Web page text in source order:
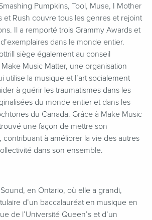
Pumpkins, Tool, Muse, I Mother
et Rush couvre tous les genres et rejoint
Il a remporté trois Grammy Awards et
dans le monde entier.
siège également au conseil
Music Matter, une organisation
utilise la musique et l’art socialement
à guérir les traumatismes dans les
du monde entier et dans les
du Canada. Grâce à Make Music
une façon de mettre son
à améliorer la vie des autres
dans son ensemble.
en Ontario, où elle a grandi,
d’un baccalauréat en musique en
de l’Université Queen’s et d’un